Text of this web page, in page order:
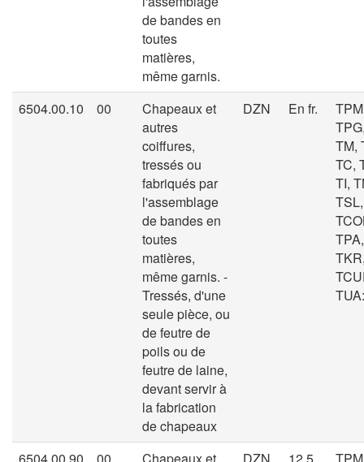
de bandes en
toutes
matières,
même garnis.
6504.00.10
00
Chapeaux et
autres
coiffures,
tressés ou
fabriqués par
l'assemblage
de bandes en
toutes
matières,
même garnis. -
Tressés, d'une
seule pièce, ou
de feutre de
poils ou de
feutre de laine,
devant servir à
la fabrication
de chapeaux
DZN En fr.
TM,
TC,
TI,